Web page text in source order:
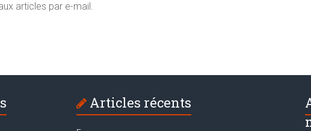
articles par e-mail.
Articles récents